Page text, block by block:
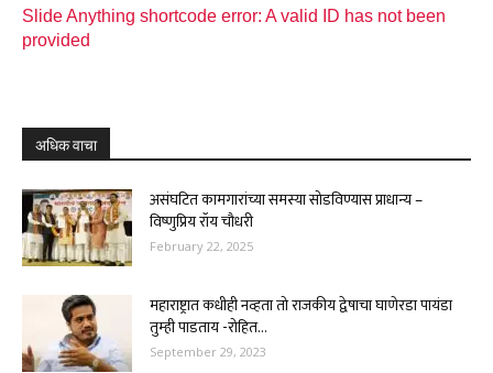
Slide Anything shortcode error: A valid ID has not been
provided
अधिक वाचा
असंघटित कामगारांच्या समस्या सोडविण्यास प्राधान्य –
विष्णुप्रिय रॉय चौधरी
February 22, 2025
महाराष्ट्रात कधीही नव्हता तो राजकीय द्वेषाचा घाणेरडा पायंडा
तुम्ही पाडताय -रोहित...
September 29, 2023